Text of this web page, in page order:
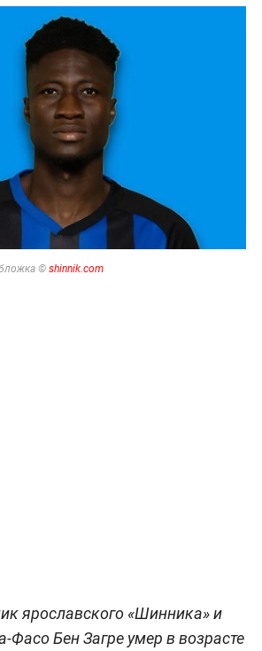
© shinnik.com
ярославского «Шинника» и
Фасо Бен Загре умер в возрасте